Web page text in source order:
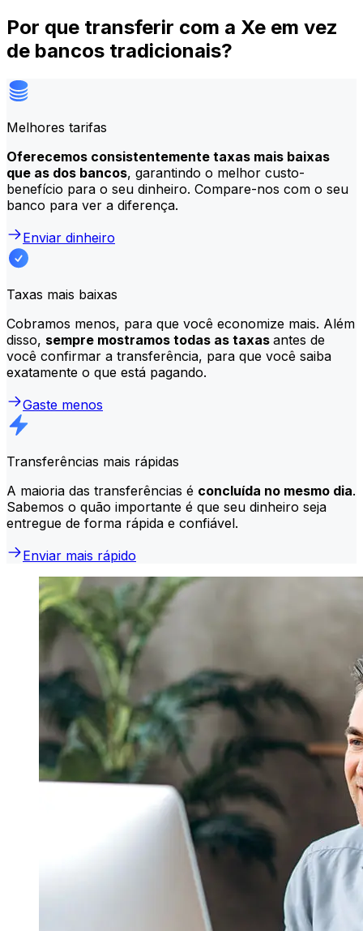
Por que transferir com a Xe em vez
de bancos tradicionais?
Melhores tarifas
Oferecemos consistentemente taxas mais baixas
que as dos bancos, garantindo o melhor custo-
benefício para o seu dinheiro. Compare-nos com o seu
banco para ver a diferença.
Enviar dinheiro
Taxas mais baixas
Cobramos menos, para que você economize mais. Além
disso, sempre mostramos todas as taxas antes de
você confirmar a transferência, para que você saiba
exatamente o que está pagando.
Gaste menos
Transferências mais rápidas
A maioria das transferências é concluída no mesmo dia.
Sabemos o quão importante é que seu dinheiro seja
entregue de forma rápida e confiável.
Enviar mais rápido